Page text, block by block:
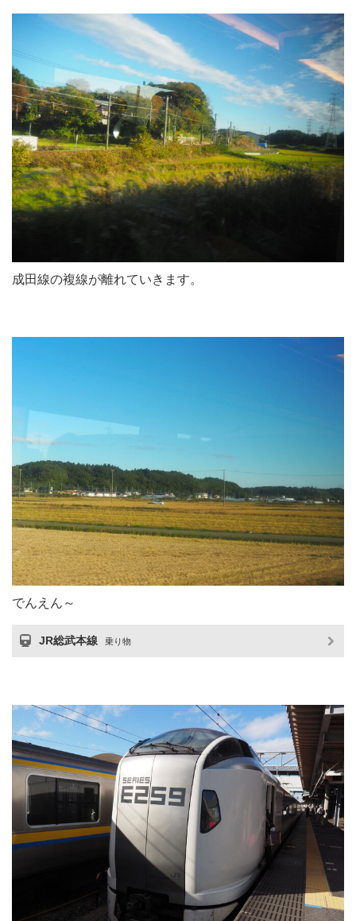
成田線の複線が離れていきます。
でんえん～
JR総武本線 乗り物